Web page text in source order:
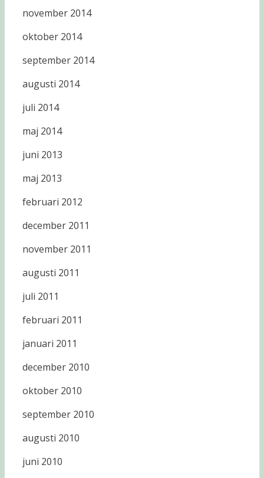
november 2014
oktober 2014
september 2014
augusti 2014
juli 2014
maj 2014
juni 2013
maj 2013
februari 2012
december 2011
november 2011
augusti 2011
juli 2011
februari 2011
januari 2011
december 2010
oktober 2010
september 2010
augusti 2010
juni 2010